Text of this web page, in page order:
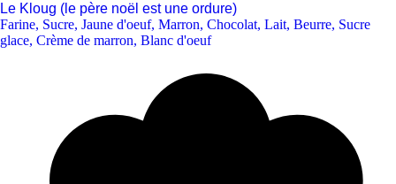
Le Kloug (le père noël est une ordure)
Farine, Sucre, Jaune d'oeuf, Marron, Chocolat, Lait, Beurre, Sucre
glace, Crème de marron, Blanc d'oeuf